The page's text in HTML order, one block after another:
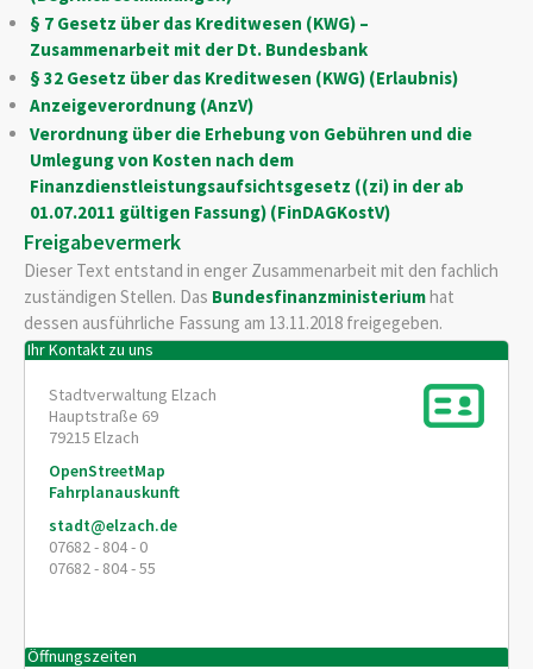
§ 7 Gesetz über das Kreditwesen (KWG) –
Zusammenarbeit mit der Dt. Bundesbank
§ 32 Gesetz über das Kreditwesen (KWG) (Erlaubnis)
Anzeigeverordnung (AnzV)
Verordnung über die Erhebung von Gebühren und die
Umlegung von Kosten nach dem
Finanzdienstleistungsaufsichtsgesetz ((zi) in der ab
01.07.2011 gültigen Fassung) (FinDAGKostV)
Freigabevermerk
Dieser Text entstand in enger Zusammenarbeit mit den fachlich
zuständigen Stellen. Das Bundesfinanzministeriumhat
dessen ausführliche Fassung am 13.11.2018 freigegeben.
Ihr Kontakt zu uns
Stadtverwaltung Elzach
Hauptstraße 69
79215 Elzach
OpenStreetMap
Fahrplanauskunft
stadt@elzach.de
07682 - 804 - 0
07682 - 804 - 55
Öffnungszeiten